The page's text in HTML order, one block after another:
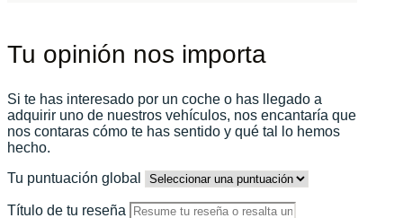
Tu opinión nos importa
Si te has interesado por un coche o has llegado a
adquirir uno de nuestros vehículos, nos encantaría que
nos contaras cómo te has sentido y qué tal lo hemos
hecho.
Tu puntuación global
Título de tu reseña